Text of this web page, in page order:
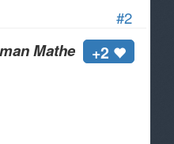
#2
+2
Mathe